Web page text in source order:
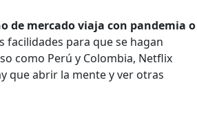
de mercado viaja con pandemia o
facilidades para que se hagan
como Perú y Colombia, Netflix
que abrir la mente y ver otras